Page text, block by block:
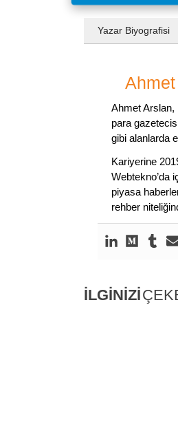
Yazar Biyografisi
Ahmet
para
gibi alanlarda
Kariyerine
Webtekno’da
piyasa
rehber
İLGİNİZİ